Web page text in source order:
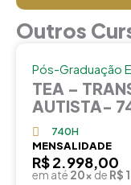
Outros
Pós-Graduação
TEA –
AUTISTA-
740H
MENSALIDADE
R$ 2.998,00
em até 20xde R$